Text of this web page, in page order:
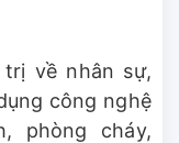
về nhân sự,
công nghệ
phòng cháy,